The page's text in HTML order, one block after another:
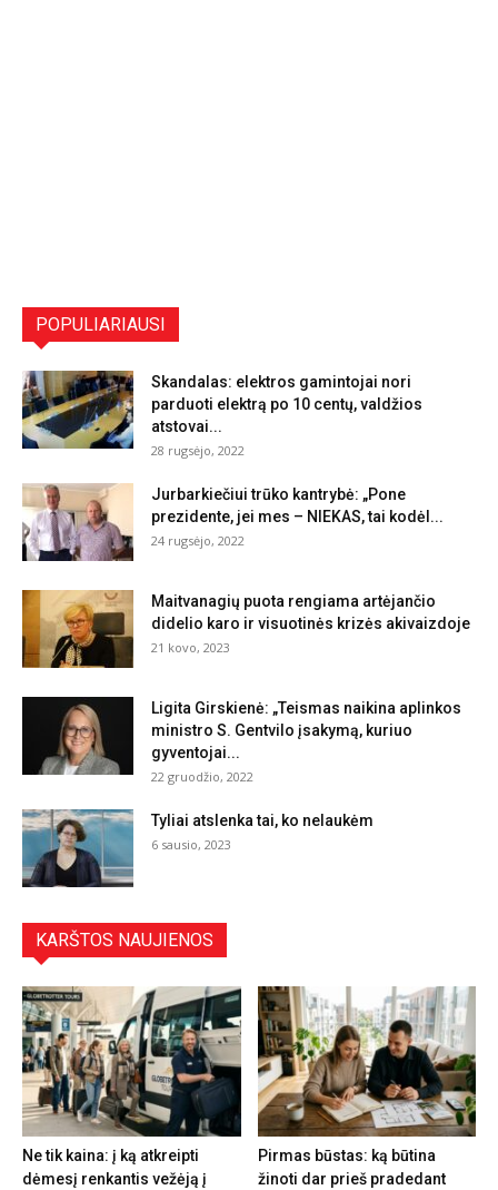
POPULIARIAUSI
Skandalas: elektros gamintojai nori
parduoti elektrą po 10 centų, valdžios
atstovai...
28 rugsėjo, 2022
Jurbarkiečiui trūko kantrybė: „Pone
prezidente, jei mes – NIEKAS, tai kodėl...
24 rugsėjo, 2022
Maitvanagių puota rengiama artėjančio
didelio karo ir visuotinės krizės akivaizdoje
21 kovo, 2023
Ligita Girskienė: „Teismas naikina aplinkos
ministro S. Gentvilo įsakymą, kuriuo
gyventojai...
22 gruodžio, 2022
Tyliai atslenka tai, ko nelaukėm
6 sausio, 2023
KARŠTOS NAUJIENOS
Ne tik kaina: į ką atkreipti
dėmesį renkantis vežėją į
Pirmas būstas: ką būtina
žinoti dar prieš pradedant